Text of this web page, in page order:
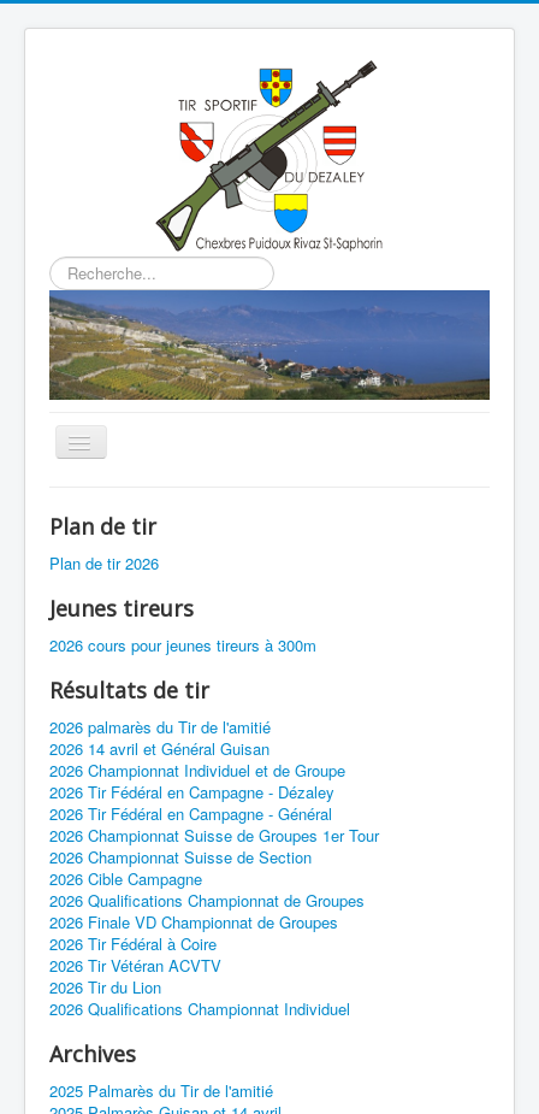
Rechercher
Basculer
la
Plan de tir
Plan de tir 2026
Jeunes tireurs
2026 cours pour jeunes tireurs à 300m
Résultats de tir
2026 palmarès du Tir de l'amitié
2026 14 avril et Général Guisan
2026 Championnat Individuel et de Groupe
2026 Tir Fédéral en Campagne - Dézaley
2026 Tir Fédéral en Campagne - Général
2026 Championnat Suisse de Groupes 1er Tour
2026 Championnat Suisse de Section
2026 Cible Campagne
2026 Qualifications Championnat de Groupes
2026 Finale VD Championnat de Groupes
2026 Tir Fédéral à Coire
2026 Tir Vétéran ACVTV
2026 Tir du Lion
2026 Qualifications Championnat Individuel
Archives
2025 Palmarès du Tir de l'amitié